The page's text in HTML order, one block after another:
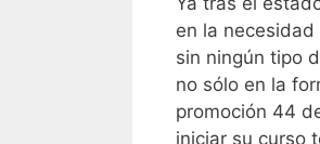
en la
sin ningún tipo
no sólo en la
promoción 44
iniciar su curso